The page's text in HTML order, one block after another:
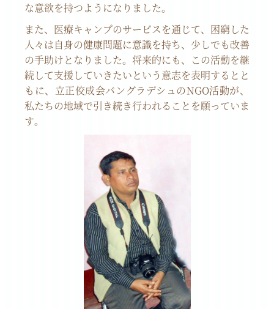
な意欲を持つようになりました。
また、医療キャンプのサービスを通じて、困窮した
人々は自身の健康問題に意識を持ち、少しでも改善
の手助けとなりました。将来的にも、この活動を継
続して支援していきたいという意志を表明するとと
もに、立正佼成会バングラデシュのNGO活動が、
私たちの地域で引き続き行われることを願っていま
す。